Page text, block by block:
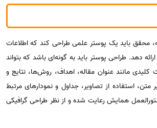
محقق باید یک پوستر علمی طراحی کند که اطلاعات
دهد. طراحی پوستر باید به گونه‌ای باشد که بتواند
مانند عنوان مقاله، اهداف، روش‌ها، نتایج و
استفاده از تصاویر، جداول و نمودارهای مرتبط
همایش رعایت شده و از نظر طراحی گرافیکی